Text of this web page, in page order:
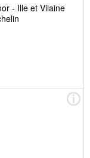
- Ille et Vilaine